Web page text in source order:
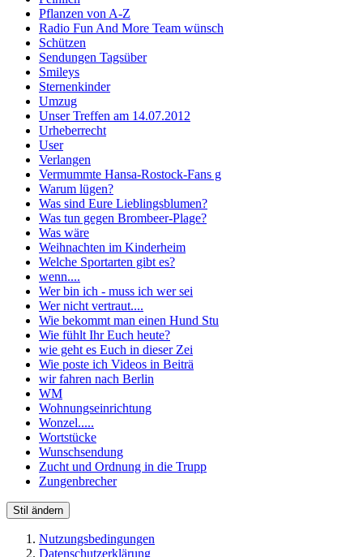
Pflanzen von A-Z
Radio Fun And More Team wünsch
Schützen
Sendungen Tagsüber
Smileys
Sternenkinder
Umzug
Unser Treffen am 14.07.2012
Urheberrecht
User
Verlangen
Vermummte Hansa-Rostock-Fans g
Warum lügen?
Was sind Eure Lieblingsblumen?
Was tun gegen Brombeer-Plage?
Was wäre
Weihnachten im Kinderheim
Welche Sportarten gibt es?
wenn....
Wer bin ich - muss ich wer sei
Wer nicht vertraut....
Wie bekommt man einen Hund Stu
Wie fühlt Ihr Euch heute?
wie geht es Euch in dieser Zei
Wie poste ich Videos in Beiträ
wir fahren nach Berlin
WM
Wohnungseinrichtung
Wonzel.....
Wortstücke
Wunschsendung
Zucht und Ordnung in die Trupp
Zungenbrecher
Stil ändern
Nutzungsbedingungen
Datenschutzerklärung